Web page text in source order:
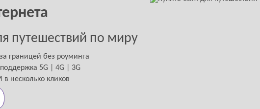
путешествий по миру
границей без роуминга
5G | 4G | 3G
в несколько кликов